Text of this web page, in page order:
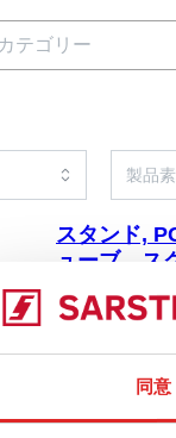
同意
スタンド,
ューブ、ス
93.1431.001|
る。 チュー